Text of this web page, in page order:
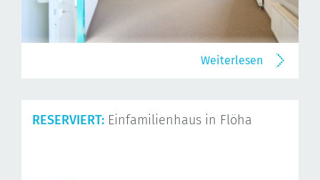
Weiterlesen
RESERVIERT: Einfamilienhaus in Flöha